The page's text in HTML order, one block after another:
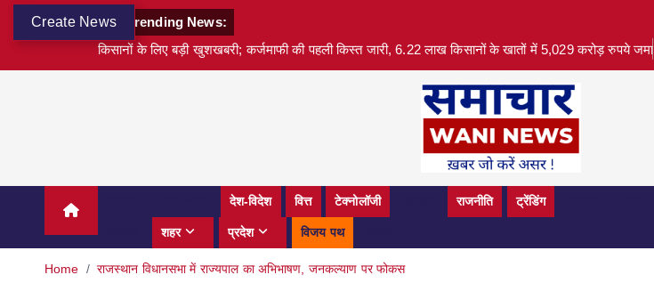
Create News
Trending News:
किसानों के लिए बड़ी खुशखबरी; कर्जमाफी की पहली किस्त जारी, 6.22 लाख किसानों के खातों में 5,029 करोड़ रुपये जमा
देश-विदेश वित्त टेक्नोलॉजी राजनीति ट्रेंडिंग
शहर प्रदेश विजय पथ
Home राजस्थान विधानसभा में राज्यपाल का अभिभाषण, जनकल्याण पर फोकस